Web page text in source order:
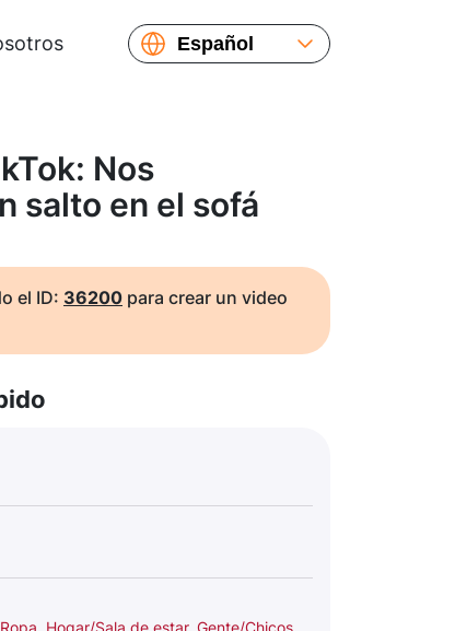
Español
繁體中文
Nos
salto en el sofá
el ID: 36200 para crear un video
, Hogar/Sala de estar, Gente/Chicos